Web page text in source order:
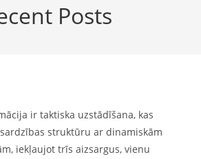
Posts
ir taktiska uzstādīšana, kas
struktūru ar dinamiskām
iekļaujot trīs aizsargus, vienu